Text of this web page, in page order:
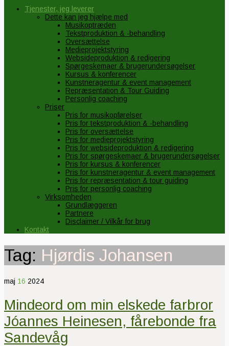
Tjenester, jeg leverer
Dette kan jeg hjælpe med
Musikoptræden
Tekstproduktion & -behandling
Oversættelse
Medieprojektstyring
Websideproduktion & redigering
Spørgeskemaer & brugerundersøgelser
Kursus & konferencer
Kunstneragentur & event management
Repræsentation & Tour Guiding
Personlig coaching
Priser
Pris for musikopførelser
Pris for tekstproduktion & -behandling
Pris for oversættelse
Pris for medieprojektstyring
Pris for websideproduktion & redigering
Pris for spørgeskemaer & brugerundersøgelser
Pris for kursus & konferencer
Pris for kunstneragentur & event management
Pris for repræsentation & tour guiding
Pris for personlig coaching
Virksomheden
Grundlæggeren
Partnere
Disclaimer / Vilkår for brug
Kontakt
Tag: Hjørdis Johansen
maj 16 2024
Mindeord om min elskede farbror
Jóannes Heinesen, fårebonde fra
Sandevåg